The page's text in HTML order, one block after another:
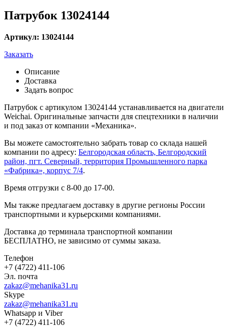
Патрубок 13024144
Артикул: 13024144
Заказать
Описание
Доставка
Задать вопрос
Патрубок с артикулом 13024144 устанавливается на двигатели
Weichai. Оригинальные запчасти для спецтехники в наличии
и под заказ от компании «Механика».
Вы можете самостоятельно забрать товар со склада нашей
компании по адресу: Белгородская область, Белгородский
район, пгт. Северный, территория Промышленного парка
«Фабрика», корпус 7/4.
Время отгрузки с 8-00 до 17-00.
Мы также предлагаем доставку в другие регионы России
транспортными и курьерскими компаниями.
Доставка до терминала транспортной компании
БЕСПЛАТНО, не зависимо от суммы заказа.
Телефон
+7 (4722) 411-106
Эл. почта
zakaz@mehanika31.ru
Skype
zakaz@mehanika31.ru
Whatsapp и Viber
+7 (4722) 411-106